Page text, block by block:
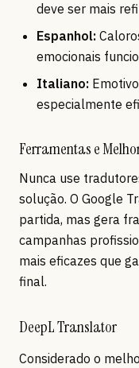
deve ser mais
Espanhol:
emocionais
Italiano:
especialmente
Ferramentas e
Nunca use
solução. O Google
partida, mas gera
campanhas
mais eficazes que
final.
DeepL Translator
Considerado o